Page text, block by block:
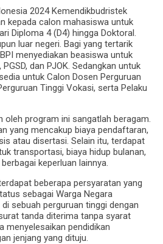
2024 Kemendikbudristek
kepada calon mahasiswa untuk
Diploma 4 (D4) hingga Doktoral.
luar negeri. Bagi yang tertarik
menyediakan beasiswa untuk
dan PJOK. Sedangkan untuk
untuk Calon Dosen Perguruan
Tinggi Vokasi, serta Pelaku
oleh program ini sangatlah beragam.
yang mencakup biaya pendaftaran,
atau disertasi. Selain itu, terdapat
transportasi, biaya hidup bulanan,
keperluan lainnya.
beberapa persyaratan yang
sebagai Warga Negara
sebuah perguruan tinggi dengan
tanda diterima tanpa syarat
menyelesaikan pendidikan
jenjang yang dituju.